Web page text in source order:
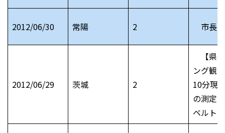
2012/06/30 常陽 2 市長
2012/06/29 茨城 2
【県
ング観
10分現
の測定
ベルト